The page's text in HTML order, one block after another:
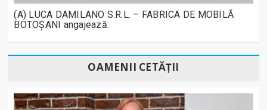
(A) LUCA DAMILANO S.R.L. – FABRICA DE MOBILĂ
BOTOȘANI angajează:
OAMENII CETĂȚII